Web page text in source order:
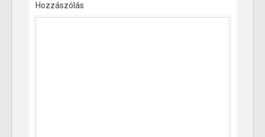
Hozzászólás